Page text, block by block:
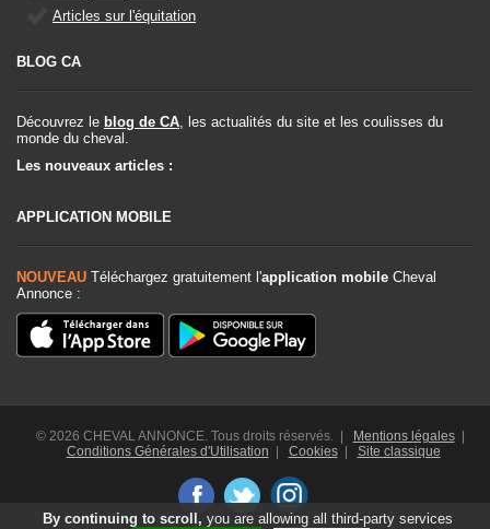
Articles sur l'équitation
BLOG CA
Découvrez le blog de CA, les actualités du site et les coulisses du
monde du cheval.
Les nouveaux articles :
APPLICATION MOBILE
NOUVEAU Téléchargez gratuitement l'application mobile Cheval
Annonce :
© 2026 CHEVAL ANNONCE. Tous droits réservés. | Mentions légales|
Conditions Générales d'Utilisation
Cookies| Site classique
By continuing to scroll, you are allowing all third-party services